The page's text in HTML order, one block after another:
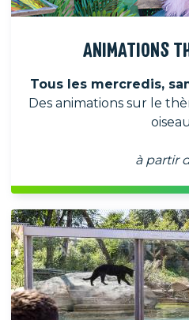
ANIMATIONS
Tous les mercredis,
Des animations sur le
à partir